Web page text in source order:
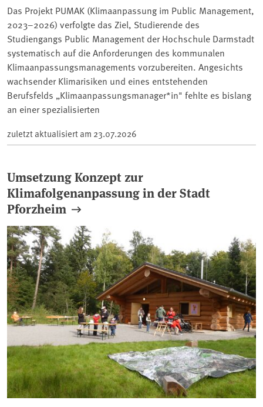
Das Projekt PUMAK (Klimaanpassung im Public Management,
2023–2026) verfolgte das Ziel, Studierende des
Studiengangs Public Management der Hochschule Darmstadt
systematisch auf die Anforderungen des kommunalen
Klimaanpassungsmanagements vorzubereiten. Angesichts
wachsender Klimarisiken und eines entstehenden
Berufsfelds „Klimaanpassungsmanager*in" fehlte es bislang
an einer spezialisierten
zuletzt aktualisiert am 23.07.2026
Umsetzung Konzept zur
Klimafolgenanpassung in der Stadt
Pforzheim